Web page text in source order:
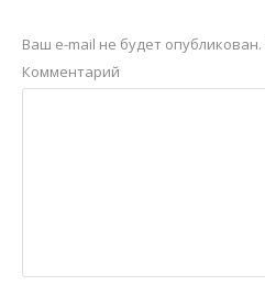
Ваш e-mail не будет опубликован.
Комментарий